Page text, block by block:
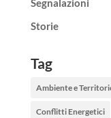
Segnalazioni
Storie
Tag
Ambiente e
Conflitti Energetici